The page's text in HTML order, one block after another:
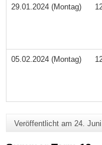
29.01.2024 (Montag)
05.02.2024 (Montag)
Veröffentlicht am 24.